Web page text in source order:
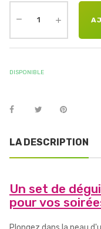
DISPONIBLE
LA DESCRIPTION
Un set de
pour vos